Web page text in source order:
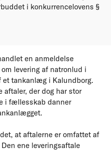
i konkurrencelovens §
en anmeldelse
levering af natronlud i
et tankanlæg i Kalundborg.
der dog har stor
i fællesskab danner
at aftalerne er omfattet af
ene leveringsaftale